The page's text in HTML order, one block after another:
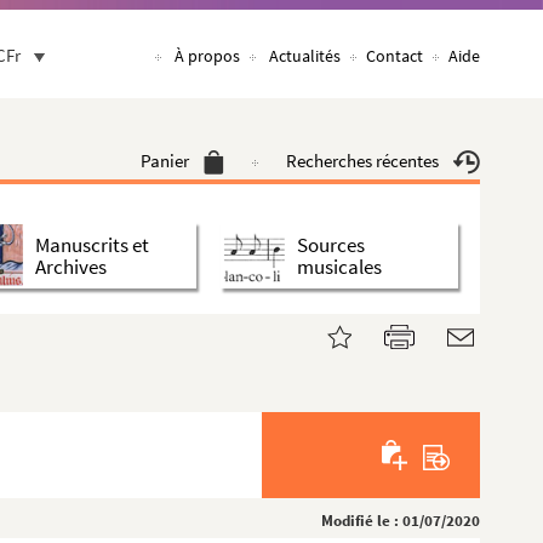
À propos Actualités Contact Aide
Panier Recherches récentes
Manuscrits et
Archives
Sources
musicales
Modifié le : 01/07/2020